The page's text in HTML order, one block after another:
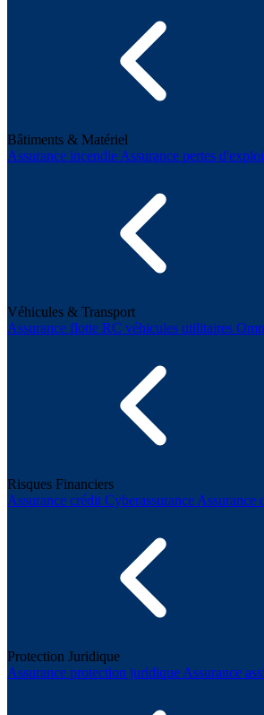
Bâtiments & Matériel
Assurance incendie Assurance pertes
Véhicules & Transport
Assurance flotte RC véhicules utilitaires
Risques Financiers
Assurance crédit Cyberassurance Assurance
Protection Juridique
Assurance protection juridique Assurance